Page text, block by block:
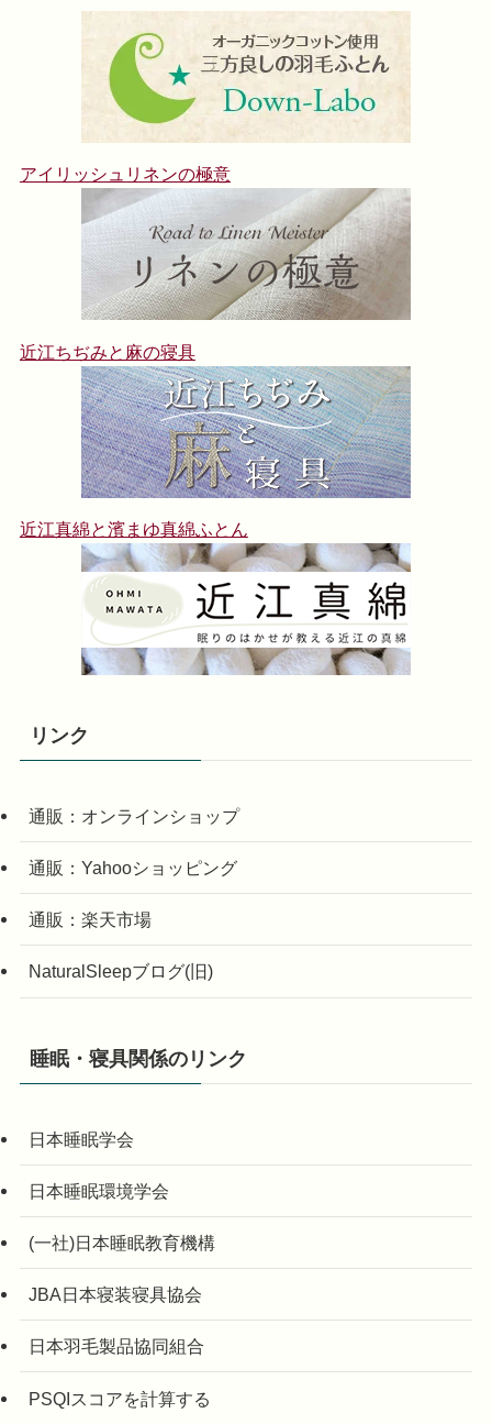
アイリッシュリネンの極意
近江ちぢみと麻の寝具
近江真綿と濱まゆ真綿ふとん
リンク
通販：オンラインショップ
通販：Yahooショッピング
通販：楽天市場
NaturalSleepブログ(旧)
睡眠・寝具関係のリンク
日本睡眠学会
日本睡眠環境学会
(一社)日本睡眠教育機構
JBA日本寝装寝具協会
日本羽毛製品協同組合
PSQIスコアを計算する